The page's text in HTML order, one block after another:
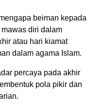
beiman kepada
diri dalam
atau hari kiamat
dalam agama Islam.
percaya pada akhir
pola pikir dan